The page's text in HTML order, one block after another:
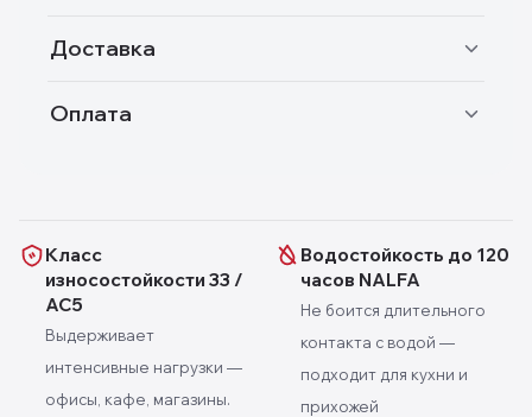
Доставка
Оплата
Класс
износостойкости 33 /
AC5
Выдерживает
интенсивные нагрузки —
офисы, кафе, магазины.
Водостойкость до 120
часов NALFA
Не боится длительного
контакта с водой —
подходит для кухни и
прихожей